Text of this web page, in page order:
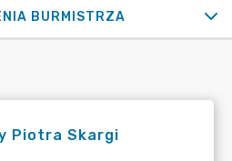
BURMISTRZA
Piotra Skargi